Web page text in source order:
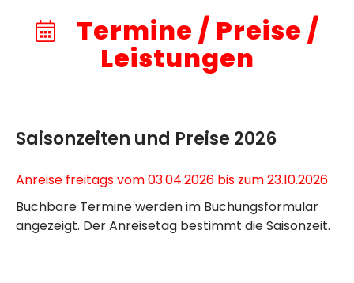
Termine / Preise /
Leistungen
Saisonzeiten und Preise 2026
Anreise freitags vom 03.04.2026 bis zum 23.10.2026
Buchbare Termine werden im Buchungsformular
angezeigt. Der Anreisetag bestimmt die Saisonzeit.